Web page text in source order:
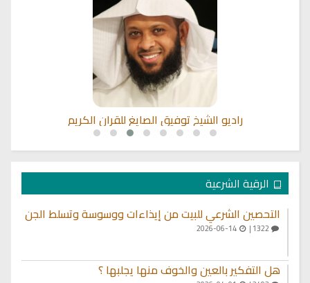
راديو الشيخ توفيق الصايغ للقران الكريم
الرقية الشرعية
التحصين الشرعي للبيت من إيذاءات ووسوسة وتسلط الجن
2026-06-14
هل التفكير بالعين والخوف منها يجلبها ؟